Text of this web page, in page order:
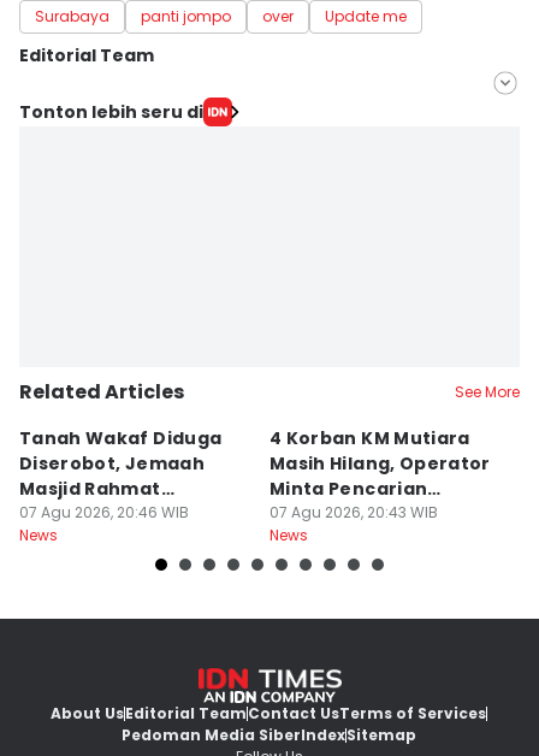
Surabaya panti jompo over Update me
Editorial Team
Editor
Tonton lebih seru di
Related Articles See More
Tanah Wakaf Diduga
Diserobot, Jemaah
Masjid Rahmat
Surabaya Protes
07 Agu 2026, 20:46 WIB
News
4 Korban KM Mutiara
Masih Hilang, Operator
Minta Pencarian
Dilanjut
07 Agu 2026, 20:43 WIB
News
About UsEditorial TeamContact UsTerms of Services
Pedoman Media SiberIndexSitemap